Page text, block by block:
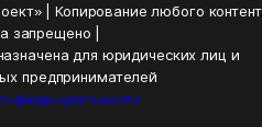
| Копирование любого
запрещено |
для юридических лиц и
предпринимателей